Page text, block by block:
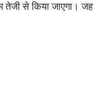
से किया जाएगा।